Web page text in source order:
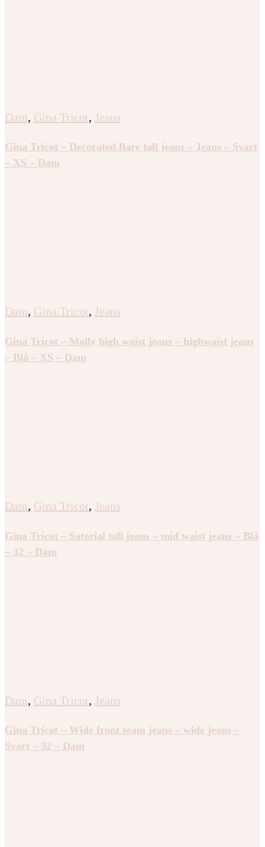
Dam, Gina Tricot, Jeans
Gina Tricot – Decorated flare tall jeans – Jeans – Svart
– XS – Dam
Dam, Gina Tricot, Jeans
Gina Tricot – Molly high waist jeans – highwaist jeans
– Blå – XS – Dam
Dam, Gina Tricot, Jeans
Gina Tricot – Satorial tall jeans – mid waist jeans – Blå
– 32 – Dam
Dam, Gina Tricot, Jeans
Gina Tricot – Wide front seam jeans – wide jeans –
Svart – 32 – Dam